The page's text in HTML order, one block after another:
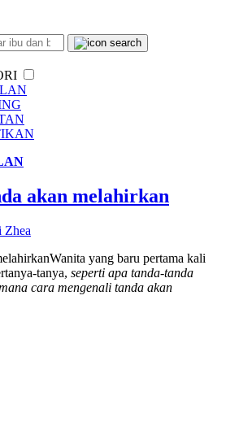
akan melahirkan
Zhea
Wanita yang baru pertama kali
tanya, seperti apa tanda-tanda
cara mengenali tanda akan